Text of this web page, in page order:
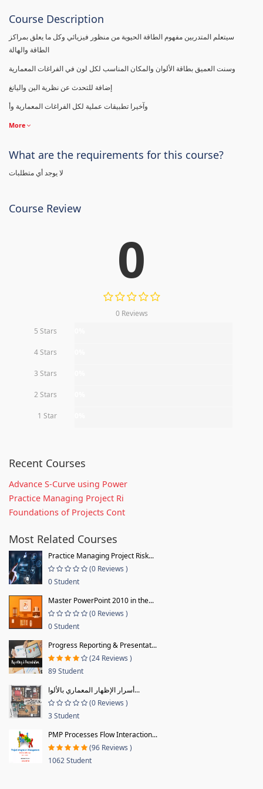
Course Description
سيتعلم المتدربين مفهوم الطاقة الحيوية من منظور فيزيائي وكل ما يعلق بمراكز
الطاقة والهالة
وسنت العميق بطاقة الألوان والمكان المناسب لكل لون في الفراغات المعمارية
إضافة للتحدث عن نظرية الين واليانغ
وآخيرا تطبيقات عملية لكل الفراغات المعمارية وأ
More
What are the requirements for this course?
لا يوجد أي متطلبات
Course Review
0
0 Reviews
5 Stars
4 Stars
3 Stars
2 Stars
1 Star
Recent Courses
Advance S-Curve using Power
Practice Managing Project Ri
Foundations of Projects Cont
Most Related Courses
Practice Managing Project Risk...
(0 Reviews )
0 Student
Master PowerPoint 2010 in the...
(0 Reviews )
0 Student
Progress Reporting & Presentat...
(24 Reviews )
89 Student
أسرار الإظهار المعماري بالألوا...
(0 Reviews )
3 Student
PMP Processes Flow Interaction...
(96 Reviews )
1062 Student